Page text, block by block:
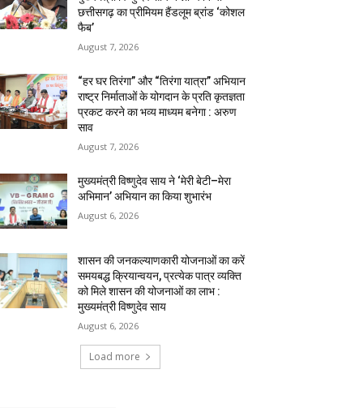
छत्तीसगढ़ का प्रीमियम हैंडलूम ब्रांड ‘कोशल
फैब’
August 7, 2026
“हर घर तिरंगा” और “तिरंगा यात्रा” अभियान
राष्ट्र निर्माताओं के योगदान के प्रति कृतज्ञता
प्रकट करने का भव्य माध्यम बनेगा : अरुण
साव
August 7, 2026
मुख्यमंत्री विष्णुदेव साय ने ‘मेरी बेटी–मेरा
अभिमान’ अभियान का किया शुभारंभ
August 6, 2026
शासन की जनकल्याणकारी योजनाओं का करें
समयबद्ध क्रियान्वयन, प्रत्येक पात्र व्यक्ति
को मिले शासन की योजनाओं का लाभ :
मुख्यमंत्री विष्णुदेव साय
August 6, 2026
Load more